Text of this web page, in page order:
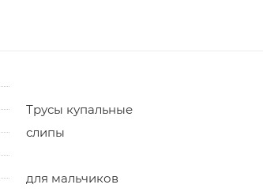
Трусы купальные
слипы
для мальчиков